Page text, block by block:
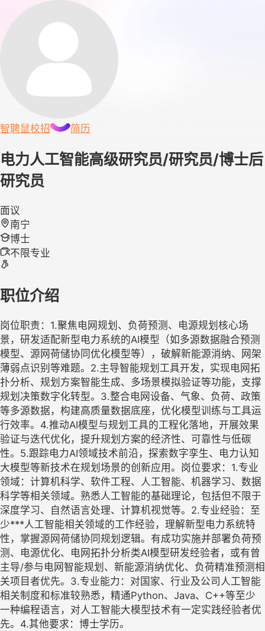
智聘鼠校招 简历
电力人工智能高级研究员/研究员/博士后
研究员
面议
南宁
博士
不限专业
职位介绍
岗位职责：1.聚焦电网规划、负荷预测、电源规划核心场
景，研发适配新型电力系统的AI模型（如多源数据融合预测
模型、源网荷储协同优化模型等），破解新能源消纳、网架
薄弱点识别等难题。2.主导智能规划工具开发，实现电网拓
扑分析、规划方案智能生成、多场景模拟验证等功能，支撑
规划决策数字化转型。3.整合电网设备、气象、负荷、政策
等多源数据，构建高质量数据底座，优化模型训练与工具运
行效率。4.推动AI模型与规划工具的工程化落地，开展效果
验证与迭代优化，提升规划方案的经济性、可靠性与低碳
性。​5.跟踪电力AI领域技术前沿，探索数字孪生、电力认知
大模型等新技术在规划场景的创新应用。岗位要求：1.专业
领域：计算机科学、软件工程、人工智能、机器学习、数据
科学等相关领域。熟悉人工智能的基础理论，包括但不限于
深度学习、自然语言处理、计算机视觉等。2.专业经验：至
少***人工智能相关领域的工作经验，理解新型电力系统特
性，掌握源网荷储协同规划逻辑。有成功实施并部署负荷预
测、电源优化、电网拓扑分析类AI模型研发经验者，或有曾
主导/参与电网智能规划、新能源消纳优化、负荷精准预测相
关项目者优先。3.专业能力：对国家、行业及公司人工智能
相关制度和标准较熟悉，精通Python、Java、C++等至少
一种编程语言，对人工智能大模型技术有一定实践经验者优
先。4.其他要求：博士学历。